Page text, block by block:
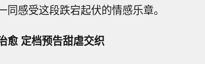
同感受这段跌宕起伏的情感乐章。
愈 定档预告甜虐交织